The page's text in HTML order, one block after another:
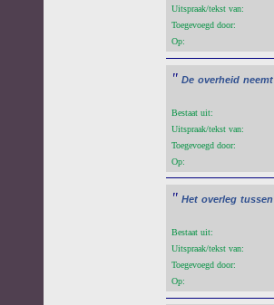
Uitspraak/tekst van:
Toegevoegd door:
Op:
" De overheid neemt
Bestaat uit:
Uitspraak/tekst van:
Toegevoegd door:
Op:
" Het overleg tussen
Bestaat uit:
Uitspraak/tekst van:
Toegevoegd door:
Op: